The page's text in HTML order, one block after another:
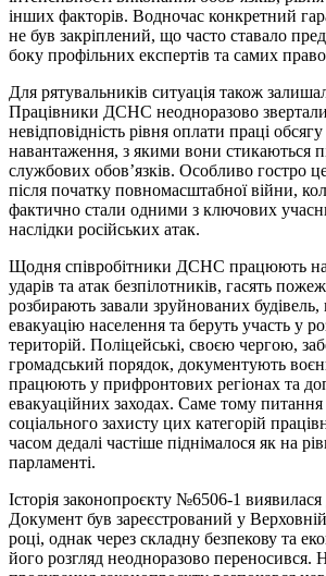
інших факторів. Водночас конкретний
не був закріплений, що часто ставало
боку профільних експертів та самих
Для рятувальників ситуація також
Працівники ДСНС неодноразово
невідповідність рівня оплати праці обсягу
навантаження, з якими вони стикаються
службових обов’язків. Особливо гостро
після початку повномасштабної війни,
фактично стали одними з ключових
наслідки російських атак.
Щодня співробітники ДСНС працюють на
ударів та атак безпілотників, гасять
розбирають завали зруйнованих будівель,
евакуацію населення та беруть участь у
територій. Поліцейські, своєю чергою,
громадський порядок, документують
працюють у прифронтових регіонах та
евакуаційних заходах. Саме тому
соціального захисту цих категорій
часом дедалі частіше піднімалося як на
парламенті.
Історія законопроєкту №6506-1
Документ був зареєстрований у
році, однак через складну безпекову та
його розгляд неодноразово переносився.